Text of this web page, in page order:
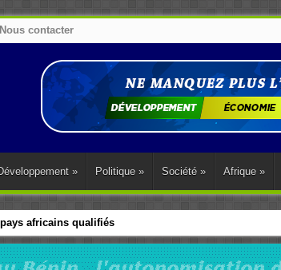
Nous contacter
» Politique » Société » Afrique »
africains qualifiés
d’une seule voix sur la question des réparations